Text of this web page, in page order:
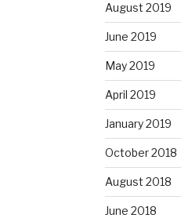
August 2019
June 2019
May 2019
April 2019
January 2019
October 2018
August 2018
June 2018